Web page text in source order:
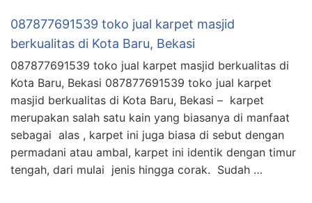
087877691539 toko jual karpet masjid
berkualitas di Kota Baru, Bekasi
087877691539 toko jual karpet masjid berkualitas di
Kota Baru, Bekasi 087877691539 toko jual karpet
masjid berkualitas di Kota Baru, Bekasi – karpet
merupakan salah satu kain yang biasanya di manfaat
sebagai alas , karpet ini juga biasa di sebut dengan
permadani atau ambal, karpet ini identik dengan timur
tengah, dari mulai jenis hingga corak. Sudah …